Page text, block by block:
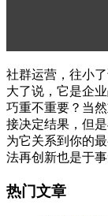
社群运营，往小
大了说，它是企
巧重不重要？当
接决定结果，但
为它关系到你的
法再创新也是于
热门文章